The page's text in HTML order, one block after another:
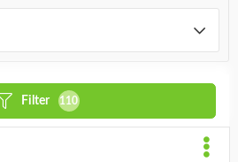
Filter 110